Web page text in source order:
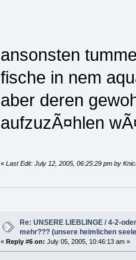
ansonsten
fische in nem
aber deren
aufzuzÃ¤hlen
« Last Edit: July 12, 2005, 06:25:29 pm by
Re: UNSERE LIEBLINGE / 4-2-
mehr??? (unsere heimlichen
« Reply #6 on: July 05, 2005, 10:46:13 am »